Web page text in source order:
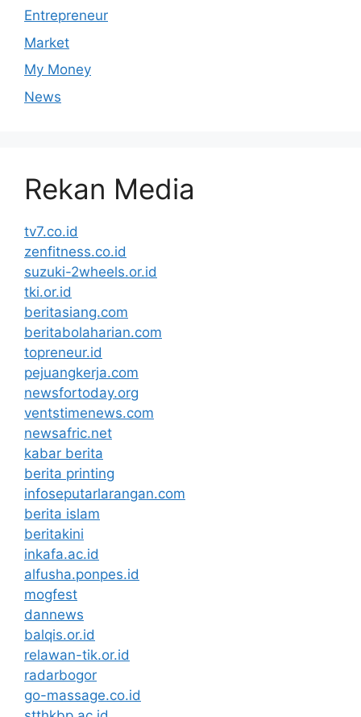
Entrepreneur
Market
My Money
News
Rekan Media
tv7.co.id
zenfitness.co.id
suzuki-2wheels.or.id
tki.or.id
beritasiang.com
beritabolaharian.com
topreneur.id
pejuangkerja.com
newsfortoday.org
ventstimenews.com
newsafric.net
kabar berita
berita printing
infoseputarlarangan.com
berita islam
beritakini
inkafa.ac.id
alfusha.ponpes.id
mogfest
dannews
balqis.or.id
relawan-tik.or.id
radarbogor
go-massage.co.id